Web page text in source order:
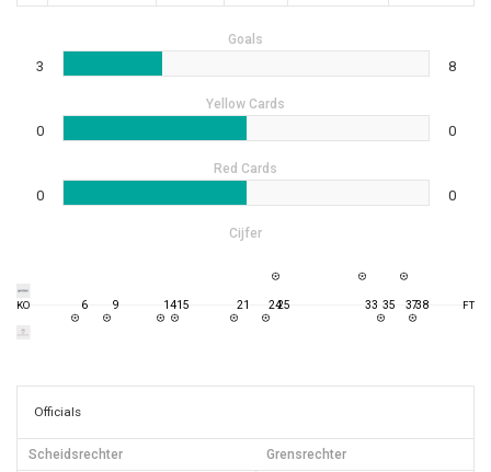
Goals
3 8
Yellow Cards
0 0
Red Cards
0 0
Cijfer
KO 6 9 1415 21 2425 33 35 3738 FT
Officials
Scheidsrechter Grensrechter